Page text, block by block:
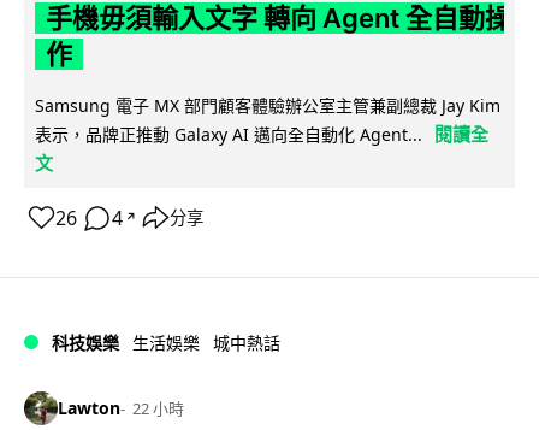
手機毋須輸入文字 轉向 Agent 全自動操
作
Samsung 電子 MX 部門顧客體驗辦公室主管兼副總裁 Jay Kim
表示，品牌正推動 Galaxy AI 邁向全自動化 Agent...
閱讀全
文
26 4 ↗ 分享
科技娛樂 生活娛樂 城中熱話
Lawton 22 小時